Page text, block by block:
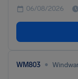
06/08/2026
WM803 •